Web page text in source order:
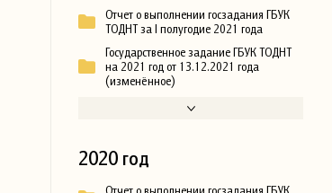
Отчет о выполнении госзадания ГБУК
ТОДНТ за I полугодие 2021 года
Государственное задание ГБУК ТОДНТ
на 2021 год от 13.12.2021 года
(изменённое)
2020 год